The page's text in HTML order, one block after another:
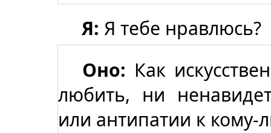
Я: Я тебе нравлюсь?
Оно: Как
любить, ни
или антипатии к кому-